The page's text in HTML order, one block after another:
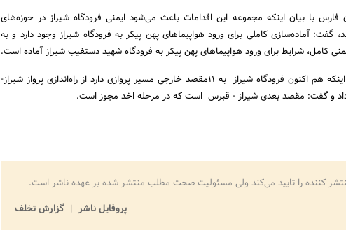
فارس با بیان اینکه مجموعه این اقدامات باعث می‌شود ایمنی فرودگاه شیراز در حوزه‌های
گفت: آماده‌سازی کاملی برای ورود هواپیماهای پهن پیکر به فرودگاه شیراز وجود دارد و به
کامل، شرایط برای ورود هواپیماهای پهن پیکر به فرودگاه شهید دستغیب شیراز آماده است.
بدیعی فرد در ادامه با اعلام اینکه هم اکنون فرودگاه شیراز به 11مقصد خارجی مسیر پروازی دارد از راه‌اندازی پرواز شیراز-
و گفت: مقصد بعدی شیراز - قبرس است که در مرحله اخد مجوز است.
کننده را تایید می‌کند ولی مسئولیت صحت مطلب منتشر شده بر عهده ناشر است.
پروفایل ناشر
گزارش تخلف